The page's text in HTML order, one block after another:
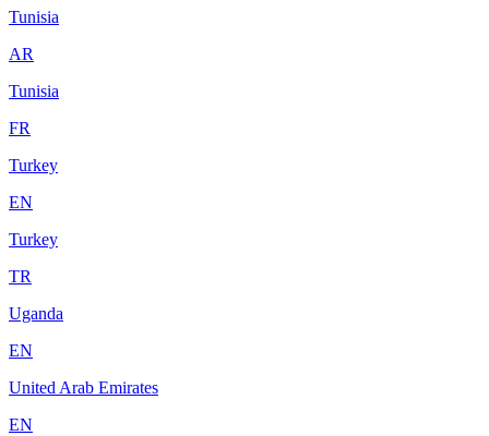
Tunisia
AR
Tunisia
FR
Turkey
EN
Turkey
TR
Uganda
EN
United Arab Emirates
EN